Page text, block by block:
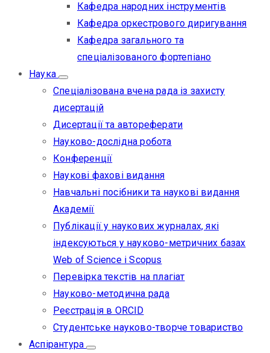
Кафедра народних інструментів
Кафедра оркестрового диригування
Кафедра загального та
спеціалізованого фортепіано
Наука
Спеціалізована вчена рада із захисту
дисертацій
Дисертації та автореферати
Науково-дослідна робота
Конференції
Наукові фахові видання
Навчальні посібники та наукові видання
Академії
Публікації у наукових журналах, які
індексуються у науково-метричних базах
Web of Science i Scopus
Перевірка текстів на плагіат
Науково-методична рада
Реєстрація в ORCID
Студентське науково-творче товариство
Аспірантура